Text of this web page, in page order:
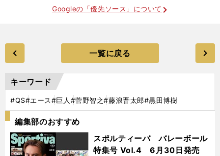
Googleの「優先ソース」について
一覧に戻る
キーワード
#QS#エース#巨人 #菅野智之#藤浪晋太郎#黒田博樹
編集部のおすすめ
スポルティーバ バレーボール
特集号 Vol.4 6月30日発売